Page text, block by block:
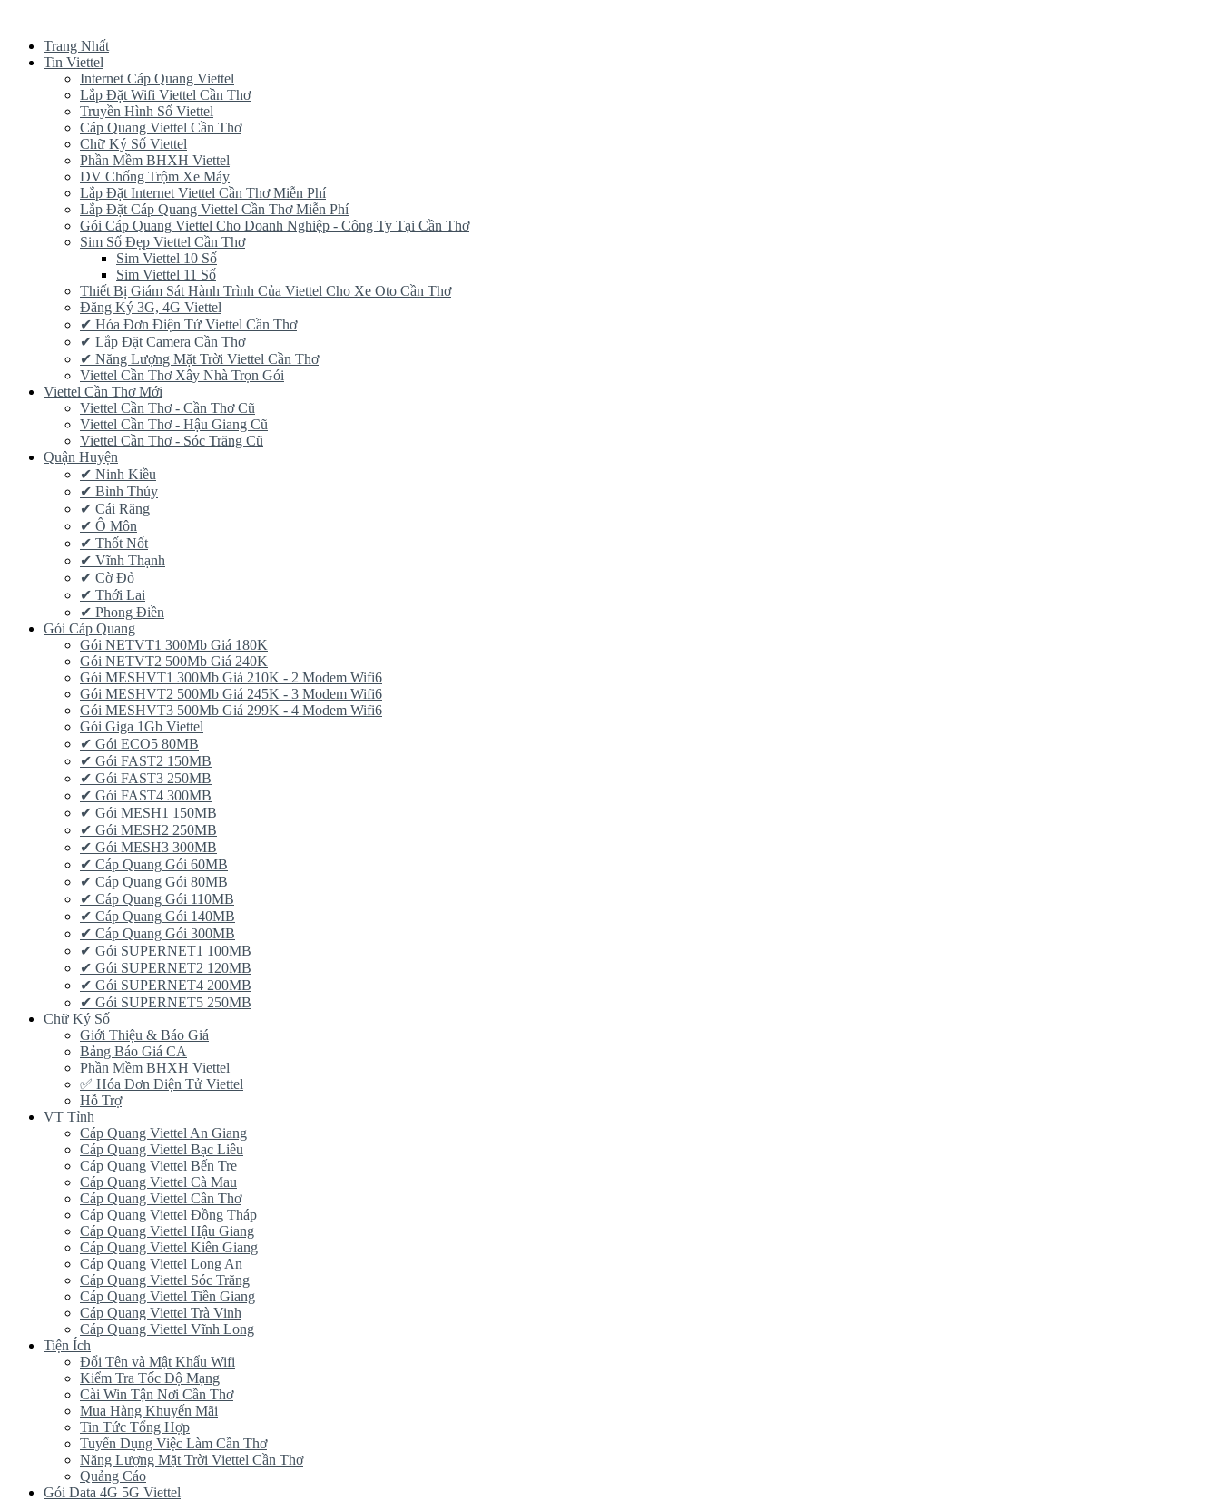
Trang Nhất
Tin Viettel
Internet Cáp Quang Viettel
Lắp Đặt Wifi Viettel Cần Thơ
Truyền Hình Số Viettel
Cáp Quang Viettel Cần Thơ
Chữ Ký Số Viettel
Phần Mềm BHXH Viettel
DV Chống Trộm Xe Máy
Lắp Đặt Internet Viettel Cần Thơ Miễn Phí
Lắp Đặt Cáp Quang Viettel Cần Thơ Miễn Phí
Gói Cáp Quang Viettel Cho Doanh Nghiệp - Công Ty Tại Cần Thơ
Sim Số Đẹp Viettel Cần Thơ
Sim Viettel 10 Số
Sim Viettel 11 Số
Thiết Bị Giám Sát Hành Trình Của Viettel Cho Xe Oto Cần Thơ
Đăng Ký 3G, 4G Viettel
✔‎ Hóa Đơn Điện Tử Viettel Cần Thơ
✔‎ Lắp Đặt Camera Cần Thơ
✔‎ Năng Lượng Mặt Trời Viettel Cần Thơ
Viettel Cần Thơ Xây Nhà Trọn Gói
Viettel Cần Thơ Mới
Viettel Cần Thơ - Cần Thơ Cũ
Viettel Cần Thơ - Hậu Giang Cũ
Viettel Cần Thơ - Sóc Trăng Cũ
Quận Huyện
✔ Ninh Kiều
✔ Bình Thủy
✔ Cái Răng
✔ Ô Môn
✔ Thốt Nốt
✔ Vĩnh Thạnh
✔ Cờ Đỏ
✔ Thới Lai
✔ Phong Điền
Gói Cáp Quang
Gói NETVT1 300Mb Giá 180K
Gói NETVT2 500Mb Giá 240K
Gói MESHVT1 300Mb Giá 210K - 2 Modem Wifi6
Gói MESHVT2 500Mb Giá 245K - 3 Modem Wifi6
Gói MESHVT3 500Mb Giá 299K - 4 Modem Wifi6
Gói Giga 1Gb Viettel
✔ Gói ECO5 80MB
✔ Gói FAST2 150MB
✔ Gói FAST3 250MB
✔ Gói FAST4 300MB
✔ Gói MESH1 150MB
✔ Gói MESH2 250MB
✔ Gói MESH3 300MB
✔ Cáp Quang Gói 60MB
✔ Cáp Quang Gói 80MB
✔ Cáp Quang Gói 110MB
✔ Cáp Quang Gói 140MB
✔ Cáp Quang Gói 300MB
✔ Gói SUPERNET1 100MB
✔ Gói SUPERNET2 120MB
✔ Gói SUPERNET4 200MB
✔ Gói SUPERNET5 250MB
Chữ Ký Số
Giới Thiệu & Báo Giá
Bảng Báo Giá CA
Phần Mềm BHXH Viettel
✅‎ Hóa Đơn Điện Tử Viettel
Hỗ Trợ
VT Tỉnh
Cáp Quang Viettel An Giang
Cáp Quang Viettel Bạc Liêu
Cáp Quang Viettel Bến Tre
Cáp Quang Viettel Cà Mau
Cáp Quang Viettel Cần Thơ
Cáp Quang Viettel Đồng Tháp
Cáp Quang Viettel Hậu Giang
Cáp Quang Viettel Kiên Giang
Cáp Quang Viettel Long An
Cáp Quang Viettel Sóc Trăng
Cáp Quang Viettel Tiền Giang
Cáp Quang Viettel Trà Vinh
Cáp Quang Viettel Vĩnh Long
Tiện Ích
Đổi Tên và Mật Khẩu Wifi
Kiểm Tra Tốc Độ Mạng
Cài Win Tận Nơi Cần Thơ
Mua Hàng Khuyến Mãi
Tin Tức Tổng Hợp
Tuyển Dụng Việc Làm Cần Thơ
Năng Lượng Mặt Trời Viettel Cần Thơ
Quảng Cáo
Gói Data 4G 5G Viettel